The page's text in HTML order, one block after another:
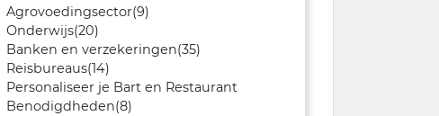
Agrovoedingsector(9)
Onderwijs(20)
Banken en verzekeringen(35)
Reisbureaus(14)
Personaliseer je Bart en Restaurant
Benodigdheden(8)